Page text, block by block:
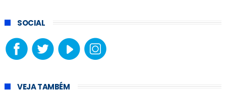
SOCIAL
VEJA TAMBÉM